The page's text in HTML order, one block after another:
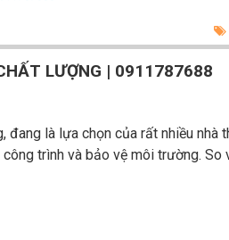
LƯỢNG | 0911787688
là lựa chọn của rất nhiều nhà
trình và bảo vệ môi trường. So